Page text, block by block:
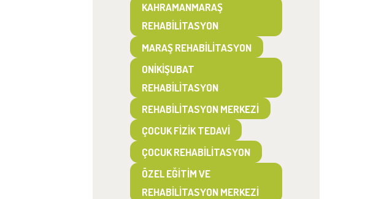
KAHRAMANMARAŞ
REHABILITASYON
MARAŞ REHABILITASYON
ONIKIŞUBAT
REHABILITASYON
REHABILITASYON MERKEZI
ÇOCUK FIZIK TEDAVI
ÇOCUK REHABILITASYON
ÖZEL EĞITIM VE
REHABILITASYON MERKEZI